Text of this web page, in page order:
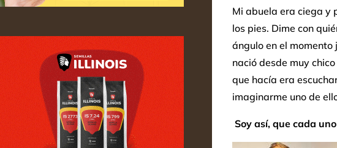
Mi abuela era ciega y
los pies. Dime con
ángulo en el
nació desde muy
que hacía era
imaginarme uno de
Soy así, que cada